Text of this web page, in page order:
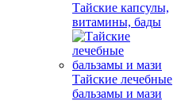
Тайские капсулы,
витамины, бады
Тайские лечебные
бальзамы и мази